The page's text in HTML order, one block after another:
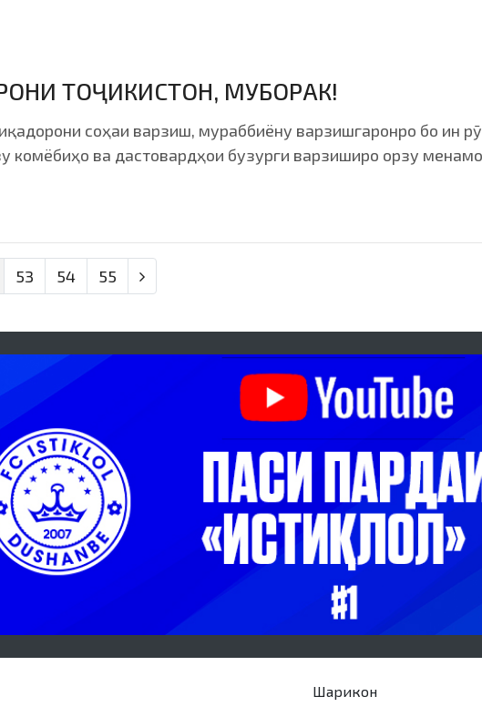
ТОҶИКИСТОН, МУБОРАК!
соҳаи варзиш, мураббиёну варзишгаронро бо ин
комёбиҳо ва дастовардҳои бузурги варзиширо орзу
53 54 55
Шарикон